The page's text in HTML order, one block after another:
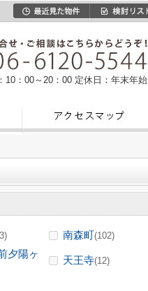
10：00～20：00 定休日：年末年始
南森町(102)
夕陽ヶ
天王寺(12)